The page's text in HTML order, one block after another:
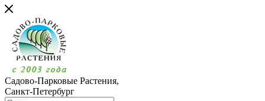
Садово-Парковые Растения,
Санкт-Петербург